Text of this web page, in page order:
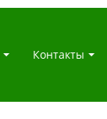
Контакты